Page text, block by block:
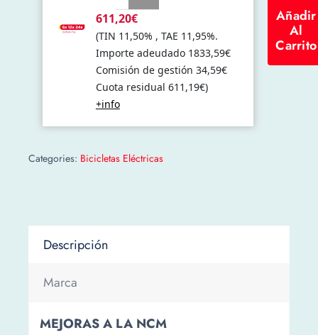
611,20€
(TIN 11,50% , TAE 11,95%.
Importe adeudado 1833,59€
Comisión de gestión 34,59€
Cuota residual 611,19€)
+info
Plus
28"
E-
Añadir
Al
Carrito
Categories: Bicicletas Eléctricas
Descripción
Marca
MEJORAS A LA NCM